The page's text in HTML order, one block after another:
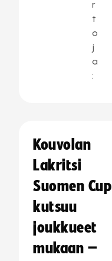
r
t
o
j
a
:
Kouvolan
Lakritsi
Suomen Cup
kutsuu
joukkueet
mukaan –